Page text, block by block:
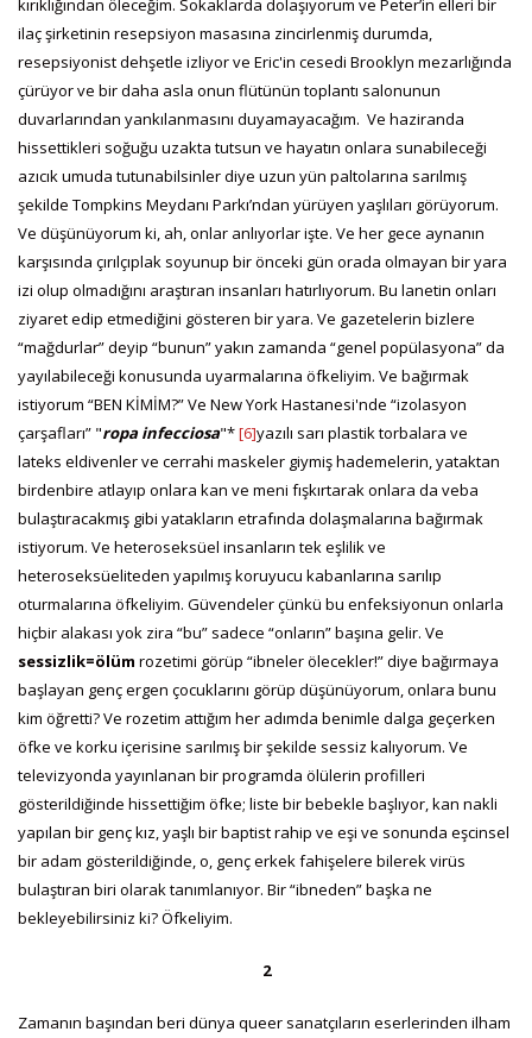
kırıklığından öleceğim. Sokaklarda dolaşıyorum ve Peter’in elleri bir
ilaç şirketinin resepsiyon masasına zincirlenmiş durumda,
resepsiyonist dehşetle izliyor ve Eric'in cesedi Brooklyn mezarlığında
çürüyor ve bir daha asla onun flütünün toplantı salonunun
duvarlarından yankılanmasını duyamayacağım. Ve haziranda
hissettikleri soğuğu uzakta tutsun ve hayatın onlara sunabileceği
azıcık umuda tutunabilsinler diye uzun yün paltolarına sarılmış
şekilde Tompkins Meydanı Parkı’ndan yürüyen yaşlıları görüyorum.
Ve düşünüyorum ki, ah, onlar anlıyorlar işte. Ve her gece aynanın
karşısında çırılçıplak soyunup bir önceki gün orada olmayan bir yara
izi olup olmadığını araştıran insanları hatırlıyorum. Bu lanetin onları
ziyaret edip etmediğini gösteren bir yara. Ve gazetelerin bizlere
“mağdurlar” deyip “bunun” yakın zamanda “genel popülasyona” da
yayılabileceği konusunda uyarmalarına öfkeliyim. Ve bağırmak
istiyorum “BEN KİMİM?” Ve New York Hastanesi'nde “izolasyon
çarşafları” "ropa infecciosa"*[6]yazılı sarı plastik torbalara ve
lateks eldivenler ve cerrahi maskeler giymiş hademelerin, yataktan
birdenbire atlayıp onlara kan ve meni fışkırtarak onlara da veba
bulaştıracakmış gibi yatakların etrafında dolaşmalarına bağırmak
istiyorum. Ve heteroseksüel insanların tek eşlilik ve
heteroseksüeliteden yapılmış koruyucu kabanlarına sarılıp
oturmalarına öfkeliyim. Güvendeler çünkü bu enfeksiyonun onlarla
hiçbir alakası yok zira “bu” sadece “onların” başına gelir. Ve
sessizlik=ölüm rozetimi görüp “ibneler ölecekler!” diye bağırmaya
başlayan genç ergen çocuklarını görüp düşünüyorum, onlara bunu
kim öğretti? Ve rozetim attığım her adımda benimle dalga geçerken
öfke ve korku içerisine sarılmış bir şekilde sessiz kalıyorum. Ve
televizyonda yayınlanan bir programda ölülerin profilleri
gösterildiğinde hissettiğim öfke; liste bir bebekle başlıyor, kan nakli
yapılan bir genç kız, yaşlı bir baptist rahip ve eşi ve sonunda eşcinsel
bir adam gösterildiğinde, o, genç erkek fahişelere bilerek virüs
bulaştıran biri olarak tanımlanıyor. Bir “ibneden” başka ne
bekleyebilirsiniz ki? Öfkeliyim.
2
Zamanın başından beri dünya queer sanatçıların eserlerinden ilham